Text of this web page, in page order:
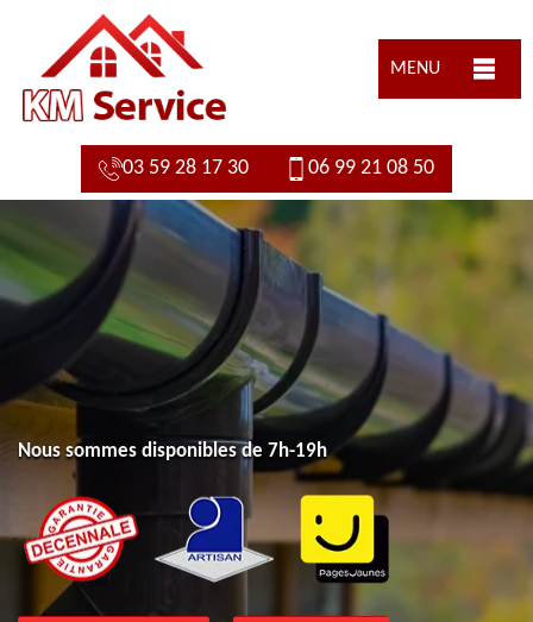
MENU
03 59 28 17 30 06 99 21 08 50
Nous sommes disponibles de 7h-19h